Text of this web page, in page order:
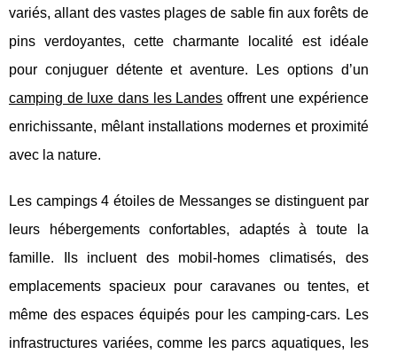
variés,allant des vastes plages de sable fin aux forêts de
pins verdoyantes, cette charmante localité est idéale
pour conjuguer détente et aventure. Les options d’un
camping de luxe dans les Landes offrent une expérience
enrichissante, mêlant installations modernes et proximité
avec la nature.
Les campings 4 étoiles de Messanges se distinguent par
leurs hébergements confortables, adaptés à toute la
famille. Ils incluent des mobil-homes climatisés, des
emplacements spacieux pour caravanes ou tentes, et
même des espaces équipés pour les camping-cars. Les
infrastructures variées, comme les parcs aquatiques, les